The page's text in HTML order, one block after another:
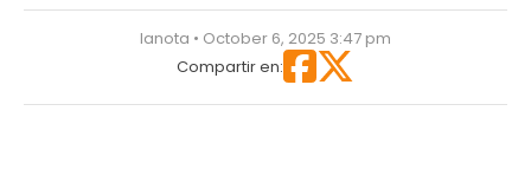
lanota • October 6, 2025 3:47 pm
Compartir en: